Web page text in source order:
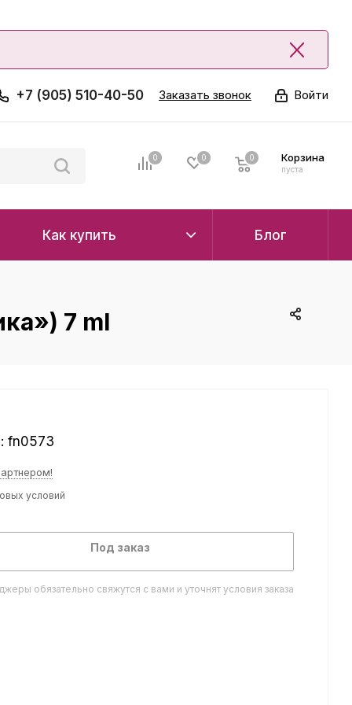
Войти
+7 (905) 510-40-50 Заказать звонок
0 0 Корзина
0
пуста
0
Как купить Блог
7 ml
fn0573
условий
Под заказ
обязательно свяжутся с вами и уточнят условия заказа